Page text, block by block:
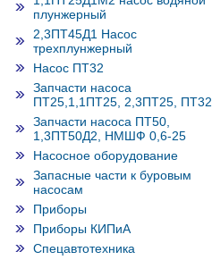
плунжерный
2,3ПТ45Д1 Насос
трехплунжерный
Насос ПТ32
Запчасти насоса
ПТ25,1,1ПТ25, 2,3ПТ25, ПТ32
Запчасти насоса ПТ50,
1,3ПТ50Д2, НМШФ 0,6-25
Насосное оборудование
Запасные части к буровым
насосам
Приборы
Приборы КИПиА
Спецавтотехника